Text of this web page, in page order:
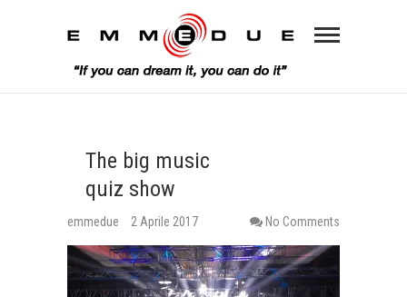
The big music
quiz show
emmedue 2 Aprile 2017 No Comments